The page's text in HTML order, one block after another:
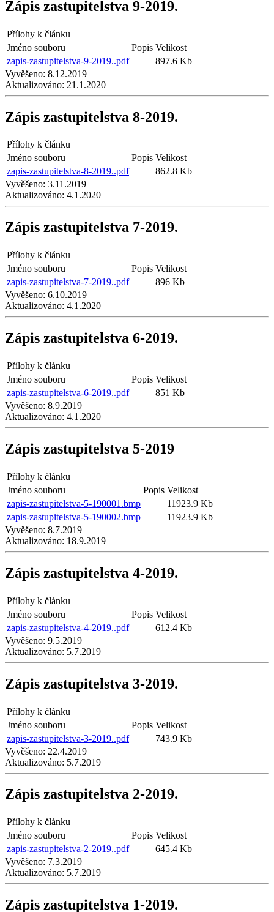
Zápis zastupitelstva 9-2019.
Přílohy k článku
Jméno souboru
Popis Velikost
zapis-zastupitelstva-9-2019..pdf
897.6 Kb
Vyvěšeno: 8.12.2019
Aktualizováno: 21.1.2020
Zápis zastupitelstva 8-2019.
Přílohy k článku
Jméno souboru
Popis Velikost
zapis-zastupitelstva-8-2019..pdf
862.8 Kb
Vyvěšeno: 3.11.2019
Aktualizováno: 4.1.2020
Zápis zastupitelstva 7-2019.
Přílohy k článku
Jméno souboru
Popis Velikost
zapis-zastupitelstva-7-2019..pdf
896 Kb
Vyvěšeno: 6.10.2019
Aktualizováno: 4.1.2020
Zápis zastupitelstva 6-2019.
Přílohy k článku
Jméno souboru
Popis Velikost
zapis-zastupitelstva-6-2019..pdf
851 Kb
Vyvěšeno: 8.9.2019
Aktualizováno: 4.1.2020
Zápis zastupitelstva 5-2019
Přílohy k článku
Jméno souboru
Popis Velikost
zapis-zastupitelstva-5-190001.bmp
11923.9 Kb
zapis-zastupitelstva-5-190002.bmp
11923.9 Kb
Vyvěšeno: 8.7.2019
Aktualizováno: 18.9.2019
Zápis zastupitelstva 4-2019.
Přílohy k článku
Jméno souboru
Popis Velikost
zapis-zastupitelstva-4-2019..pdf
612.4 Kb
Vyvěšeno: 9.5.2019
Aktualizováno: 5.7.2019
Zápis zastupitelstva 3-2019.
Přílohy k článku
Jméno souboru
Popis Velikost
zapis-zastupitelstva-3-2019..pdf
743.9 Kb
Vyvěšeno: 22.4.2019
Aktualizováno: 5.7.2019
Zápis zastupitelstva 2-2019.
Přílohy k článku
Jméno souboru
Popis Velikost
zapis-zastupitelstva-2-2019..pdf
645.4 Kb
Vyvěšeno: 7.3.2019
Aktualizováno: 5.7.2019
Zápis zastupitelstva 1-2019.